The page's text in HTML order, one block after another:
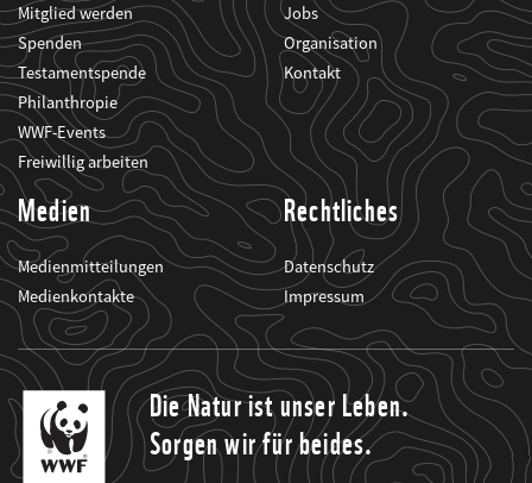
Mitglied werden
Spenden
Testamentspende
Philanthropie
WWF-Events
Freiwillig arbeiten
Jobs
Organisation
Kontakt
Medien
Medienmitteilungen
Medienkontakte
Rechtliches
Datenschutz
Impressum
Die Natur ist unser Leben.
Sorgen wir für beides.